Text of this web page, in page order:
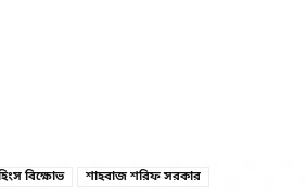
বিক্ষোভ শাহবাজ শরিফ সরকার